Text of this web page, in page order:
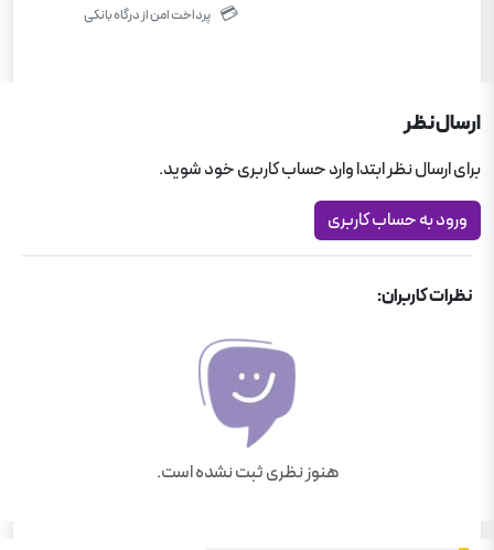
💳 پرداخت امن از درگاه بانکی
ارسال نظر
برای ارسال نظر ابتدا وارد حساب کاربری خود شوید.
ورود به حساب کاربری
نظرات کاربران:
هنوز نظری ثبت نشده است.